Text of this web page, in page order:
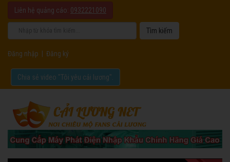
Liên hệ quảng cáo: 0932221090
Đăng nhập Đăng ký
Chia sẻ video "Tôi yêu cải lương".